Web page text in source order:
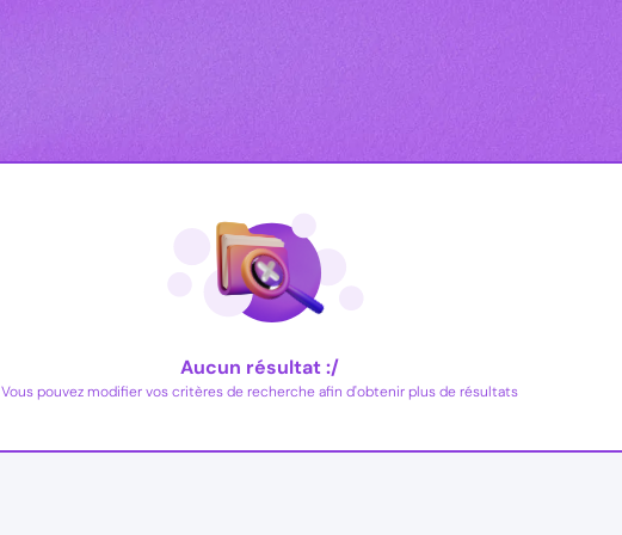
Aucun résultat :/
Vous pouvez modifier vos critères de recherche afin d'obtenir plus de résultats